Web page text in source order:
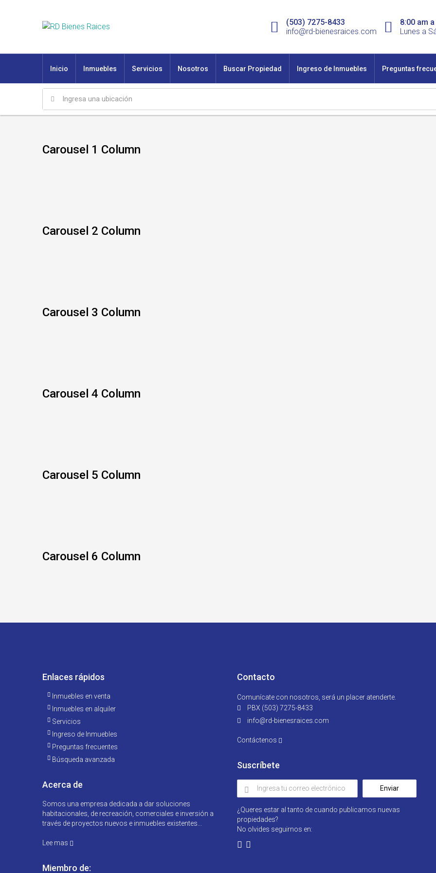
8:00 am
Lunes a
(503) 7275-8433
info@rd-bienesraices.com
Inicio Inmuebles Servicios Nosotros Buscar Propiedad Ingreso de Inmuebles Preguntas
Carousel 1 Column
Carousel 2 Column
Carousel 3 Column
Carousel 4 Column
Carousel 5 Column
Carousel 6 Column
Enlaces rápidos
Inmuebles en venta
Inmuebles en alquiler
Servicios
Ingreso de Inmuebles
Preguntas frecuentes
Búsqueda avanzada
Acerca de
Somos una empresa dedicada a dar soluciones
habitacionales, de recreación, comerciales e inversión a
través de proyectos nuevos e inmuebles existentes...
Lee mas
Miembro de:
Contacto
Comunícate con nosotros, será un placer atenderte.
PBX (503) 7275-8433
info@rd-bienesraices.com
Contáctenos
Suscríbete
Enviar
¿Queres estar al tanto de cuando publicamos nuevas
propiedades?
No olvides seguirnos en: